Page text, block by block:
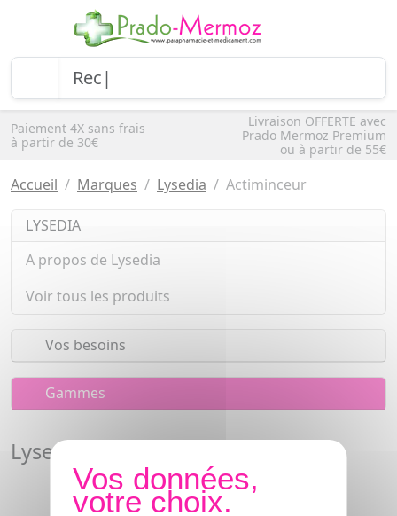
Paiement 4X sans frais
à partir de 30€
Livraison OFFERTE avec
Prado Mermoz Premium
ou à partir de 55€
Accueil Marques Lysedia Actiminceur
LYSEDIA
A propos de Lysedia
Voir tous les produits
Vos besoins
Gammes
Lysedia Actiminceur